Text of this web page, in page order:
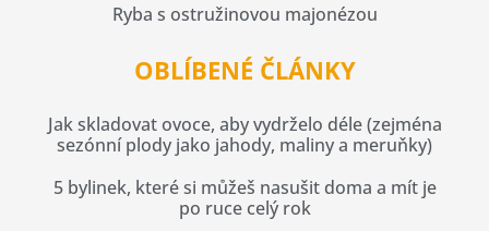
Ryba s ostružinovou majonézou
OBLÍBENÉ ČLÁNKY
Jak skladovat ovoce, aby vydrželo déle (zejména
sezónní plody jako jahody, maliny a meruňky)
5 bylinek, které si můžeš nasušit doma a mít je
po ruce celý rok